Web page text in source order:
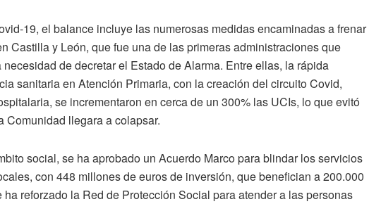
19, el balance incluye las numerosas medidas encaminadas a frenar
Castilla y León, que fue una de las primeras administraciones que
de decretar el Estado de Alarma. Entre ellas, la rápida
sanitaria en Atención Primaria, con la creación del circuito Covid,
se incrementaron en cerca de un 300% las UCIs, lo que evitó
Comunidad llegara a colapsar.
social, se ha aprobado un Acuerdo Marco para blindar los servicios
con 448 millones de euros de inversión, que benefician a 200.000
reforzado la Red de Protección Social para atender a las personas